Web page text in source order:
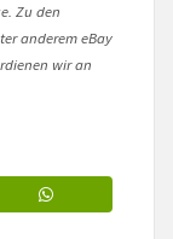
Zu den
anderem eBay
wir an